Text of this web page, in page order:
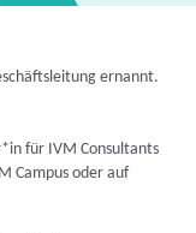
ernannt.
für IVM Consultants
Campus oder auf